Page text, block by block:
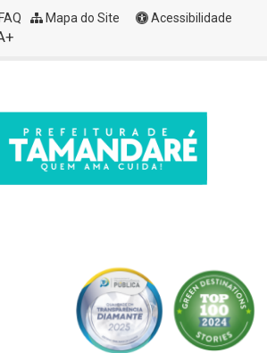
FAQ Mapa do Site
Acessibilidade